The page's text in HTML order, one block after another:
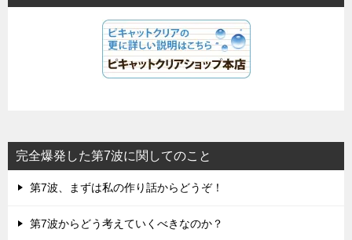
完全爆発した第7波に関してのこと
第7波、まずは私の作り話からどうぞ！
第7波からどう考えていくべきなのか？